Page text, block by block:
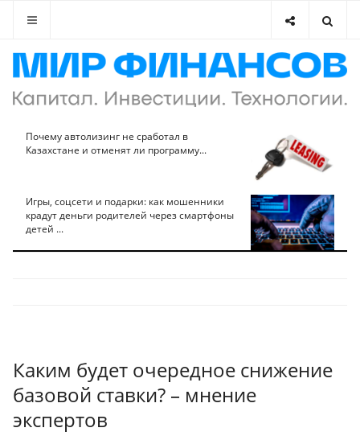
Почему автолизинг не сработал в
Казахстане и отменят ли программу...
Игры, соцсети и подарки: как мошенники
крадут деньги родителей через смартфоны
детей ...
Каким будет очередное снижение
базовой ставки? – мнение
экспертов